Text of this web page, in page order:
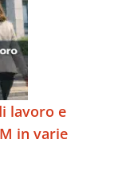
lavoro e
in varie